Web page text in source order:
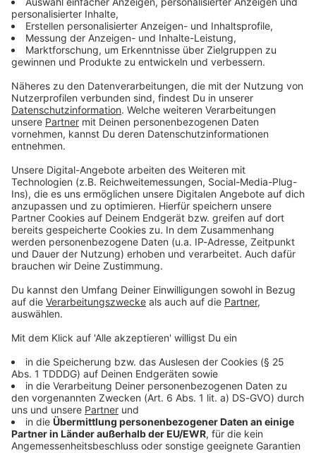
Lifestyle oder unsere neuesten Aktionen - wir
informieren dich.
Zum Newsletter anmelden
Du möchtest uns etwas sagen?
Studio Hotline
Kontaktformular
Geld & Recht